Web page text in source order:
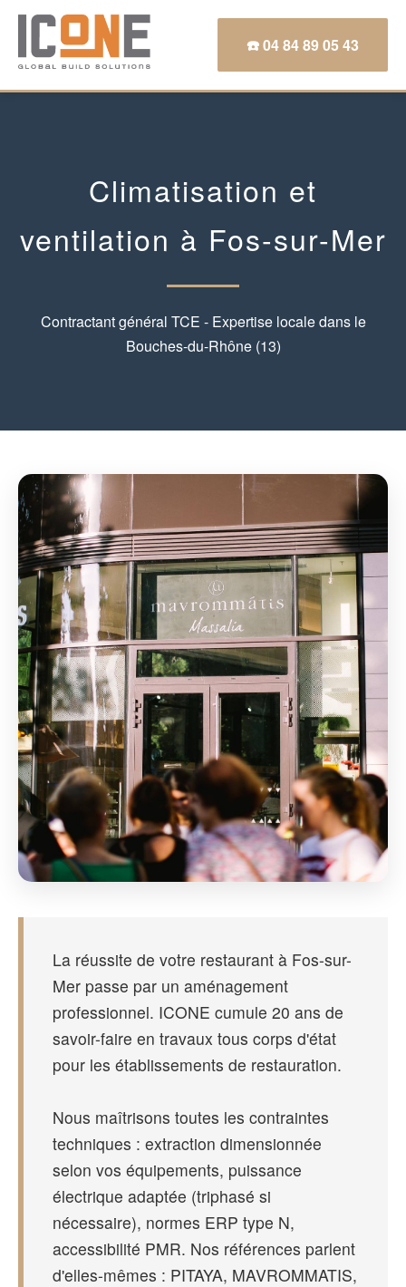
☎️ 04 84 89 05 43
Climatisation et
ventilation à Fos-sur-Mer
Contractant général TCE - Expertise locale dans le
Bouches-du-Rhône (13)
La réussite de votre restaurant à Fos-sur-
Mer passe par un aménagement
professionnel. ICONE cumule 20 ans de
savoir-faire en travaux tous corps d'état
pour les établissements de restauration.
Nous maîtrisons toutes les contraintes
techniques : extraction dimensionnée
selon vos équipements, puissance
électrique adaptée (triphasé si
nécessaire), normes ERP type N,
accessibilité PMR. Nos références parlent
d'elles-mêmes : PITAYA, MAVROMMATIS,